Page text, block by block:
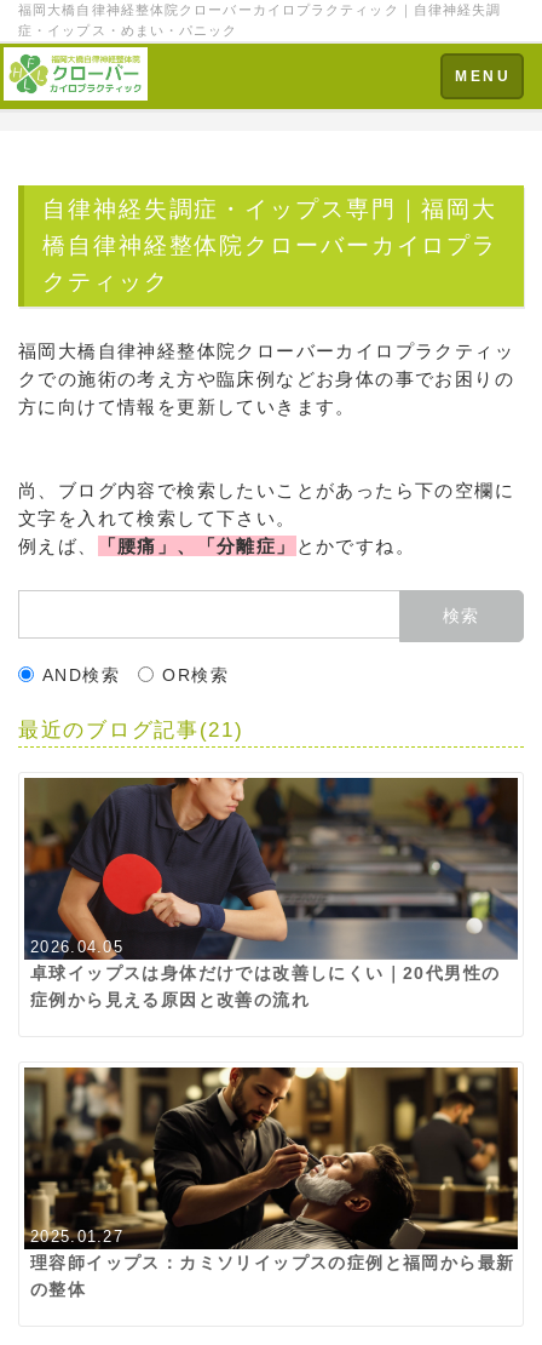
福岡大橋自律神経整体院クローバーカイロプラクティック｜自律神経失調
症・イップス・めまい・パニック
Toggle
navigation
MENU
自律神経失調症・イップス専門｜福岡大
橋自律神経整体院クローバーカイロプラ
クティック
福岡大橋自律神経整体院クローバーカイロプラクティッ
クでの施術の考え方や臨床例などお身体の事でお困りの
方に向けて情報を更新していきます。
尚、ブログ内容で検索したいことがあったら下の空欄に
文字を入れて検索して下さい。
例えば、
「腰痛」、「分離症」 とかですね。
AND検索 OR検索
最近のブログ記事(21)
2026.04.05
卓球イップスは身体だけでは改善しにくい｜20代男性の
症例から見える原因と改善の流れ
2025.01.27
理容師イップス：カミソリイップスの症例と福岡から最新
の整体